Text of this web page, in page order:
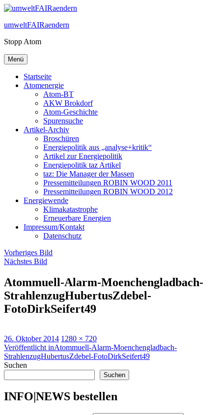
Zum
springen
umweltFAIRaendern
Stopp Atom
Menü
Startseite
Atomenergie
Atom-BT
AKW Brokdorf
Atom-Geschichte
Spurensuche
Artikel-Archiv
Broschüren
Energiepolitik aus „analyse+kritik“
Artikel zur Energiepolitik
Energiepolitik taz Artikel
taz: Die Manager der Massen
Pressemitteilungen ROBIN WOOD 2011
Pressemitteilungen ROBIN WOOD 2012
Energiewende
Klimakatastrophe
Erneuerbare Energien
Impressum/Kontakt
Datenschutz
Vorheriges Bild
Nächstes Bild
Atommuell-Alarm-Moenchengladbach-
StrahlenzugHubertusZdebel-
FotoDirkSeifert49
Veröffentlicht
am
26. Oktober 2014 Originalgröße
1280 × 720
Beitragsnavigation
Veröffentlicht inAtommuell-Alarm-Moenchengladbach-
StrahlenzugHubertusZdebel-FotoDirkSeifert49
Suchen
Suchen
INFO|NEWS bestellen